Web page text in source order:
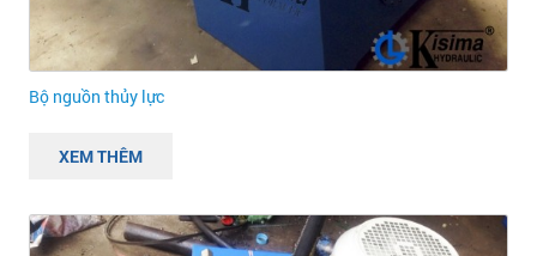
Bộ nguồn thủy lực
XEM THÊM